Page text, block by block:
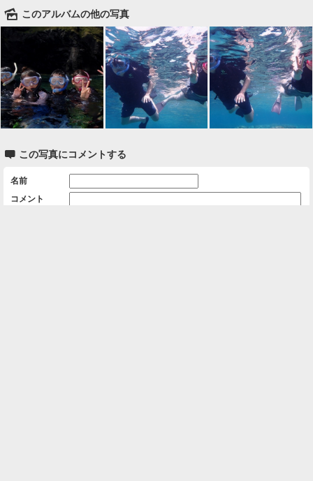
🌄 このアルバムの他の写真
 この写真にコメントする
名前
コメント